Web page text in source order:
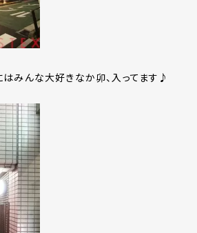
はみんな大好きなか卯、入ってます♪